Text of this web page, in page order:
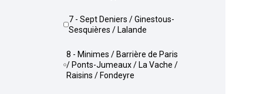
7 - Sept Deniers / Ginestous-
Sesquières / Lalande
8 - Minimes / Barrière de Paris
/ Ponts-Jumeaux / La Vache /
Raisins / Fondeyre